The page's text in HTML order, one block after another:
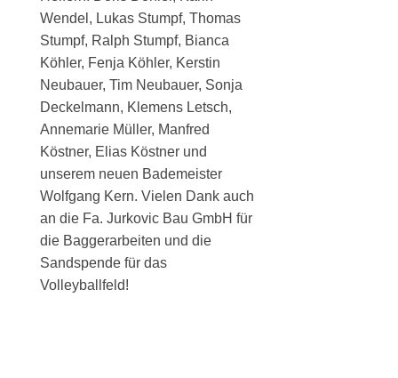
Wendel, Lukas Stumpf, Thomas
Stumpf, Ralph Stumpf, Bianca
Köhler, Fenja Köhler, Kerstin
Neubauer, Tim Neubauer, Sonja
Deckelmann, Klemens Letsch,
Annemarie Müller, Manfred
Köstner, Elias Köstner und
unserem neuen Bademeister
Wolfgang Kern. Vielen Dank auch
an die Fa. Jurkovic Bau GmbH für
die Baggerarbeiten und die
Sandspende für das
Volleyballfeld!